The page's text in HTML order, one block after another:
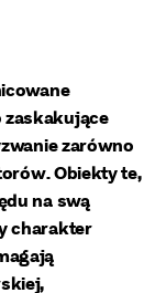
zaskakujące
zarówno
Obiekty te,
na swą
charakter